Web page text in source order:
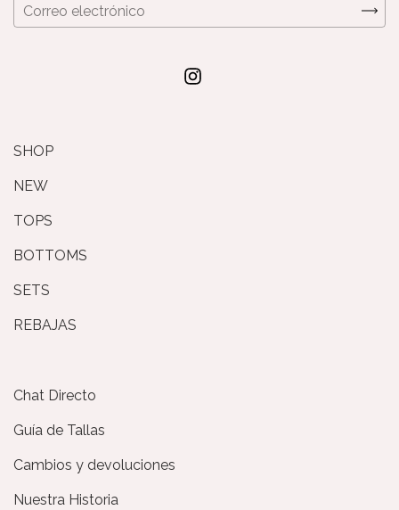
SHOP
NEW
TOPS
BOTTOMS
SETS
REBAJAS
Chat Directo
Guía de Tallas
Cambios y devoluciones
Nuestra Historia